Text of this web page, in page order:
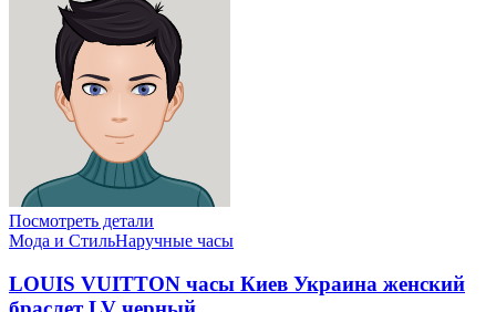
Посмотреть детали
Мода и СтильНаручные часы
LOUIS VUITTON часы Киев Украина женский